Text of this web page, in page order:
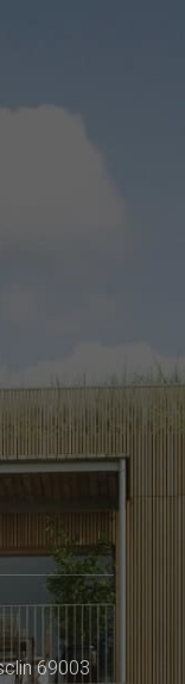
69003